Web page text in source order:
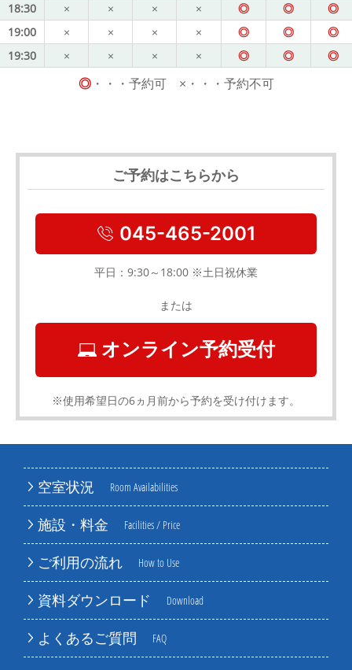
空室状況 Room Availabilities
施設・料金 Facilities / Price
ご利用の流れ How to Use
資料ダウンロード Download
よくあるご質問 FAQ
18:30
× × × × ◎ ◎
◎
19:00
× × × × ◎ ◎
◎
19:30
× × × × ◎ ◎ ◎
◎・・・予約可 ×・・・予約不可
ご予約はこちらから
045-465-2001
平日：9:30～18:00 ※土日祝休業
または
オンライン予約受付
※使用希望日の6ヵ月前から予約を受け付けます。